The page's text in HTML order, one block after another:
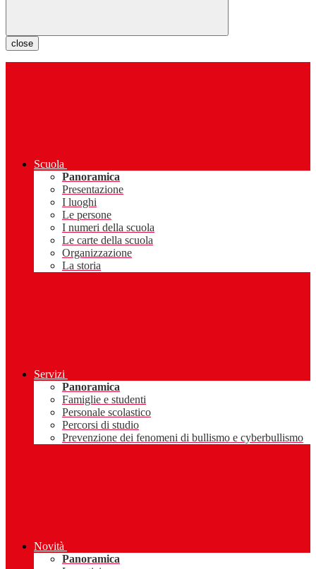
close
Scuola
Panoramica
Presentazione
I luoghi
Le persone
I numeri della scuola
Le carte della scuola
Organizzazione
La storia
Servizi
Panoramica
Famiglie e studenti
Personale scolastico
Percorsi di studio
Prevenzione dei fenomeni di bullismo e cyberbullismo
Novità
Panoramica